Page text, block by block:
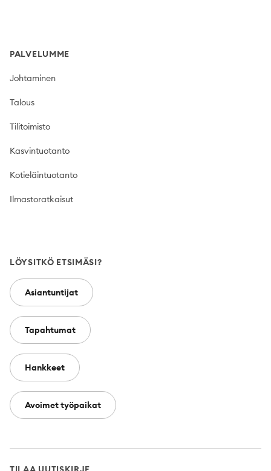
PALVELUMME
Johtaminen
Talous
Tilitoimisto
Kasvintuotanto
Kotieläintuotanto
Ilmastoratkaisut
LÖYSITKÖ ETSIMÄSI?
Asiantuntijat
Tapahtumat
Hankkeet
Avoimet työpaikat